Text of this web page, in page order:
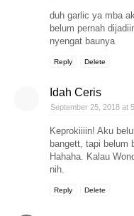
duh garlic ya mba
belum pernah
nyengat baunya
Reply Delete
Idah Ceris
September 25, 2018 at
Keprokiiiin! Aku
bangett, tapi belum
Hahaha. Kalau
nih.
Reply Delete